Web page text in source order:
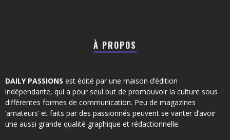
À PROPOS
DAILY PASSIONS est édité par une maison d’édition
indépendante, qui a pour seul but de promouvoir la culture sous
différentes formes de communication. Peu de magazines
‘amateurs’ et faits par des passionnés peuvent se vanter d’avoir
une aussi grande qualité graphique et rédactionnelle.